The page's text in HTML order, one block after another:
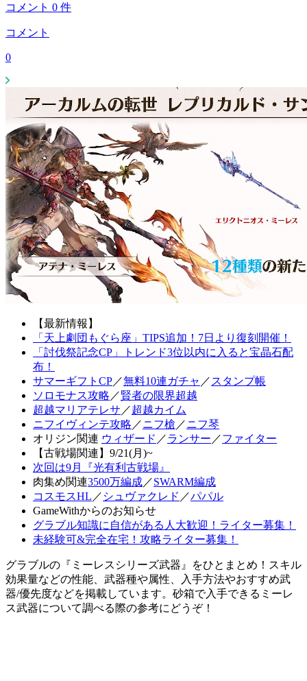
コメント 0 件
コメント
0
【最新情報】
「天上劇団もぐら座」TIPS追加！7日より復刻開催！
「討伐祭記念CP」トレンド3位以内に入ると宝晶石配
布！
サマーギフトCP／無料10連ガチャ ／ スタンプ帳
ソロモナス攻略 ／賢者の限界超越
超越マリアテレサ ／超越カイム
ニフイヴィンテ攻略 ／ニフ槍 ／ニフ琴
オリジン関連 ウィザード ／ランサー ／ファイター
【古戦場関連】9/21(月)~
次回は9月『光有利古戦場』
肉集め関連3500万編成／SWARM編成
コスモスHL ／ シュヴァクレド ／パパル
GameWithからのお知らせ
グラブル知識に自信がある人大歓迎！ライター募集！
未経験可&完全在宅！攻略ライター募集！
グラブルの『ミーレスシリーズ武器』をひとまとめ！スキル
効果量などの性能、武器種や属性、入手方法やおすすめ武
器/優先度などを掲載しています。砂箱で入手できるミーレ
ス武器について調べる際の参考にどうぞ！